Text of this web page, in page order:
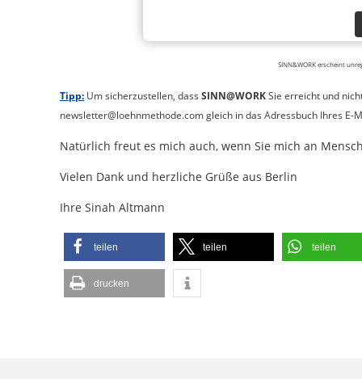
SINN&WORK erscheint
Tipp: Um sicherzustellen, dass SINN@WORKSie erreicht und
newsletter@loehnmethode.com gleich in das Adressbuch Ihres E-
Natürlich freut es mich auch, wenn Sie mich an
Vielen Dank und herzliche Grüße aus Berlin
Ihre Sinah Altmann
teilen teilen teilen
drucken